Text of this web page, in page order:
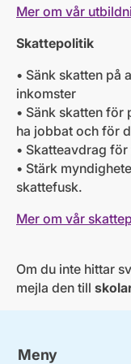
Mer om vår
Skattepolitik
• Sänk skatten på
inkomster
• Sänk skatten för
ha jobbat och för
• Skatteavdrag
• Stärk
skattefusk.
Mer om vår
Om du inte hittar
mejla den till
Meny